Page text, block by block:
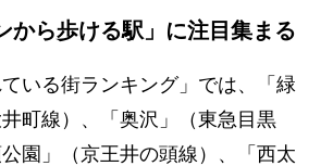
から歩ける駅」に注目集まる
ている街ランキング」では、「緑
町線）、「奥沢」（東急目黒
園」（京王井の頭線）、「西太